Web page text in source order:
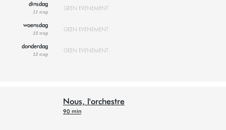
dinsdag
11 aug
GEEN EVENEMENT
woensdag
12 aug
GEEN EVENEMENT
donderdag
13 aug
GEEN EVENEMENT
Nous, l'orchestre
90 min